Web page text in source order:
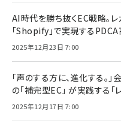
AI時代を勝ち抜くEC戦略。レ
「Shopify」で実現する
2025年12月23日 7:00
「声のする方に、進化する。
の「補完型EC」 が実践する「
2025年12月17日 7:00